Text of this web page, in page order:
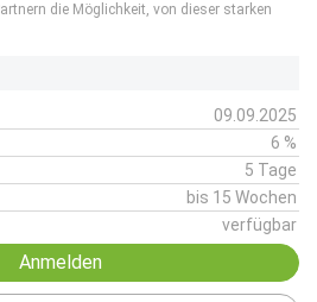
die Möglichkeit, von dieser starken
09.09.2025
6 %
5 Tage
bis 15 Wochen
verfügbar
Anmelden